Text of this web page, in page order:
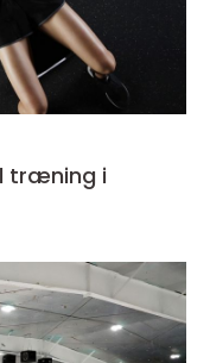
træning i